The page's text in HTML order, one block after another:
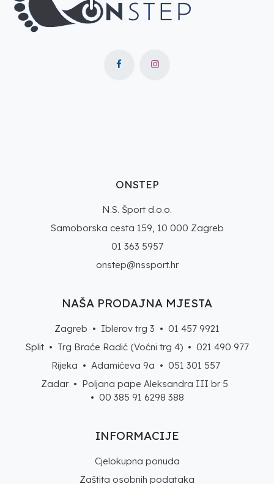
ONSTEP
N.S. Šport d.o.o.
Samoborska cesta 159, 10 000 Zagreb
01 363 5957
onstep@nssport.hr
INFORMACIJE
Cjelokupna ponuda
Zaštita osobnih podataka
NAŠA PRODAJNA MJESTA
Zagreb • Iblerov trg 3 • 01 457 9921
Split • Trg Braće Radić (Voćni trg 4) • 021 490 977
Rijeka • Adamićeva 9a • 051 301 557
Zadar • Poljana pape Aleksandra III br 5
• 00 385 91 6298 388